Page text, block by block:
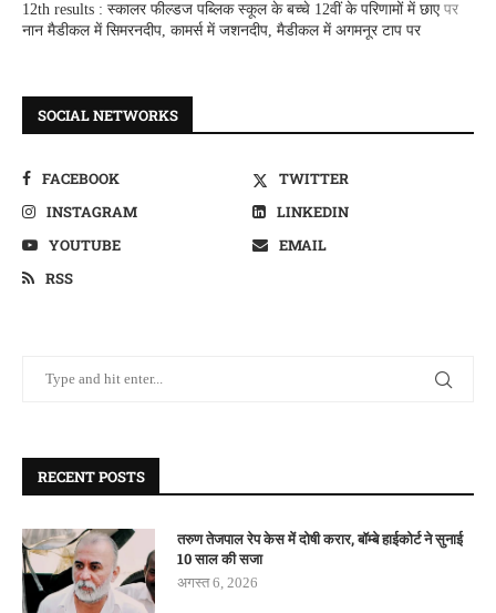
12th results : स्कालर फील्डज पब्लिक स्कूल के बच्चे 12वीं के परिणामों में छाएपर
नान मैडीकल में सिमरनदीप, कामर्स में जशनदीप, मैडीकल में अगमनूर टाप पर
SOCIAL NETWORKS
FACEBOOK
TWITTER
INSTAGRAM
LINKEDIN
YOUTUBE
EMAIL
RSS
RECENT POSTS
तरुण तेजपाल रेप केस में दोषी करार, बॉम्बे हाईकोर्ट ने सुनाई
10 साल की सजा
अगस्त 6, 2026